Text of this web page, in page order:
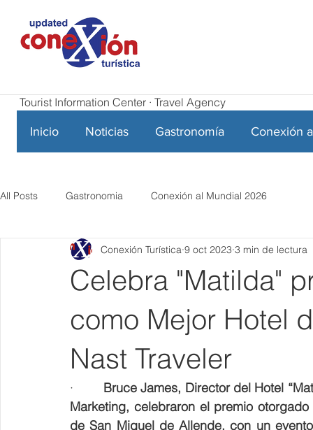
Tourist Information Center · Travel Agency
Inicio Noticias Gastronomía Conexión
All Posts Gastronomia Conexión al Mundial 2026
Celebra "Matilda"
como Mejor Hotel
Nast Traveler
Conexión Turística 9 oct 2023 3 min de lectura
· Bruce James, Director del Hotel
Marketing, celebraron el premio
de San Miguel de Allende, con un